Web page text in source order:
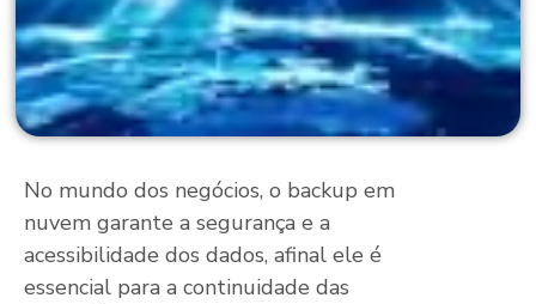
No mundo dos negócios, o backup em
nuvem garante a segurança e a
acessibilidade dos dados, afinal ele é
essencial para a continuidade das